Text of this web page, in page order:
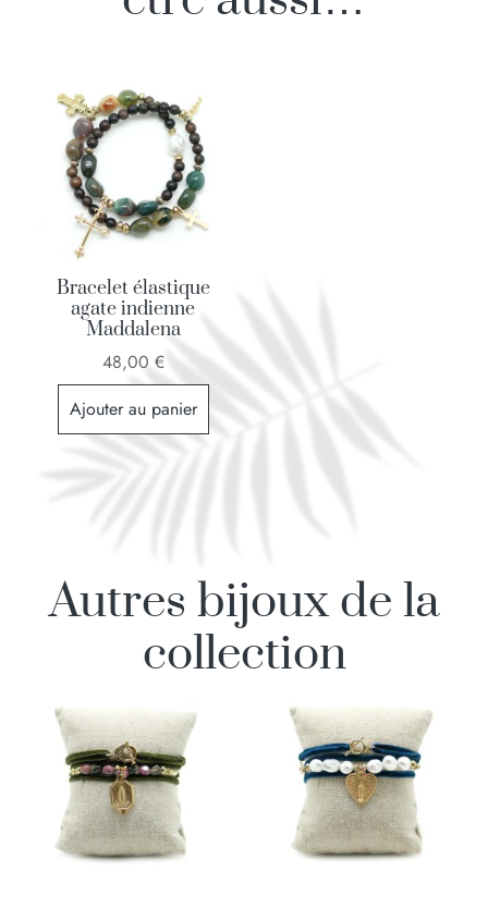
Bracelet élastique
agate indienne
Maddalena
48,00 €
Ajouter au panier
Autres bijoux de la
collection